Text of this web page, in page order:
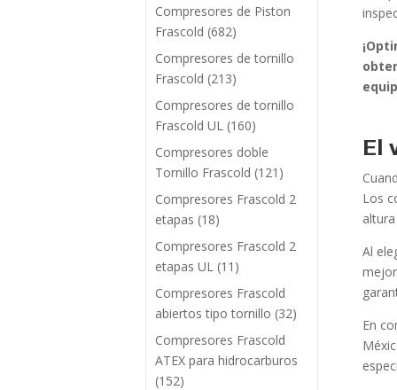
El
Los
Al
En
Compresores de Piston
Frascold (682)
Compresores de tornillo
Frascold (213)
Compresores de tornillo
Frascold UL (160)
Compresores doble
Tornillo Frascold (121)
Compresores Frascold 2
etapas (18)
Compresores Frascold 2
etapas UL (11)
Compresores Frascold
abiertos tipo tornillo (32)
Compresores Frascold
ATEX para hidrocarburos
(152)